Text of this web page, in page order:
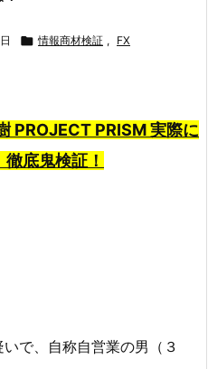
 情報商材検証 , FX
PROJECT PRISM 実際に
徹底鬼検証！
で、自称自営業の男（３